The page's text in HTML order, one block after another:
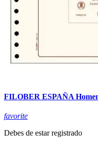
FILOBER ESPAÑA
favorite
Debes de estar registrado